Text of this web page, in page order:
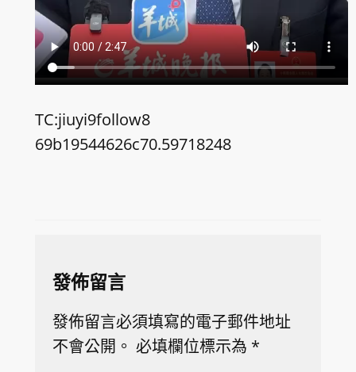
TC:jiuyi9follow8
69b19544626c70.59718248
發佈留言
發佈留言必須填寫的電子郵件地址
不會公開。 必填欄位標示為 *